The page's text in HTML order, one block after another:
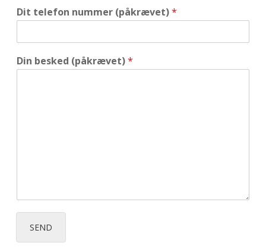
Dit telefon nummer (påkrævet)*
Din besked (påkrævet)*
SEND